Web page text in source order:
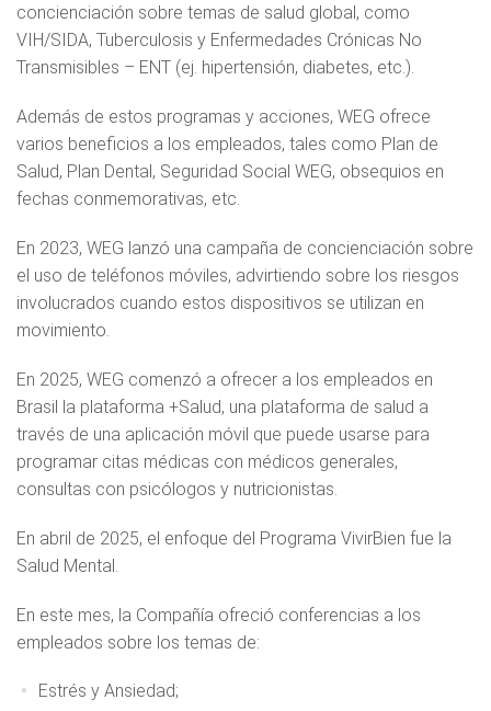
concienciación sobre temas de salud global, como
VIH/SIDA, Tuberculosis y Enfermedades Crónicas No
Transmisibles – ENT (ej. hipertensión, diabetes, etc.).
Además de estos programas y acciones, WEG ofrece
varios beneficios a los empleados, tales como Plan de
Salud, Plan Dental, Seguridad Social WEG, obsequios en
fechas conmemorativas, etc.
En 2023, WEG lanzó una campaña de concienciación sobre
el uso de teléfonos móviles, advirtiendo sobre los riesgos
involucrados cuando estos dispositivos se utilizan en
movimiento.
En 2025, WEG comenzó a ofrecer a los empleados en
Brasil la plataforma +Salud, una plataforma de salud a
través de una aplicación móvil que puede usarse para
programar citas médicas con médicos generales,
consultas con psicólogos y nutricionistas.
En abril de 2025, el enfoque del Programa VivirBien fue la
Salud Mental.
En este mes, la Compañía ofreció conferencias a los
empleados sobre los temas de:
Estrés y Ansiedad;